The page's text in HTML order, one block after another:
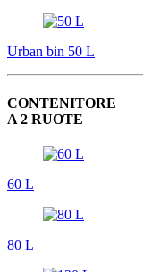
Urban bin 50 L
CONTENITORE
A 2 RUOTE
60 L
80 L